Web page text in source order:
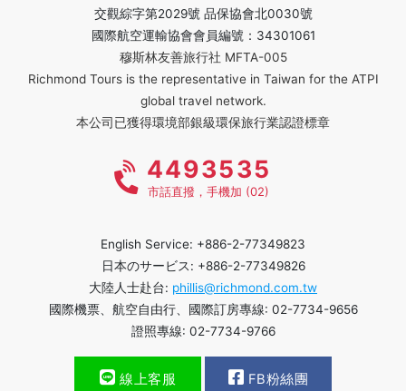
交觀綜字第2029號 品保協會北0030號
國際航空運輸協會會員編號：34301061
穆斯林友善旅行社 MFTA-005
Richmond Tours is the representative in Taiwan for the ATPI
global travel network.
本公司已獲得環境部銀級環保旅行業認證標章
4493535
市話直撥，手機加 (02)
English Service: +886-2-77349823
日本のサービス: +886-2-77349826
大陸人士赴台: phillis@richmond.com.tw
國際機票、航空自由行、國際訂房專線: 02-7734-9656
證照專線: 02-7734-9766
線上客服 FB粉絲團